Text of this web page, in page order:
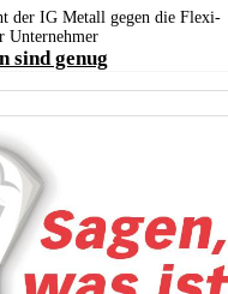
der IG Metall gegen die Flexi-
Unternehmer
sind genug